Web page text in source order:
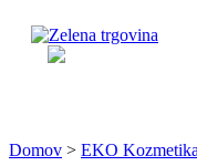
Domov > EKO Kozmetika